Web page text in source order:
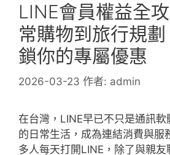
LINE會員權益全
常購物到旅行規
鎖你的專屬優惠
2026-03-23 作者: admin
在台灣，LINE早已不只是通訊軟
的日常生活，成為連結消費與服
多人每天打開LINE，除了與親